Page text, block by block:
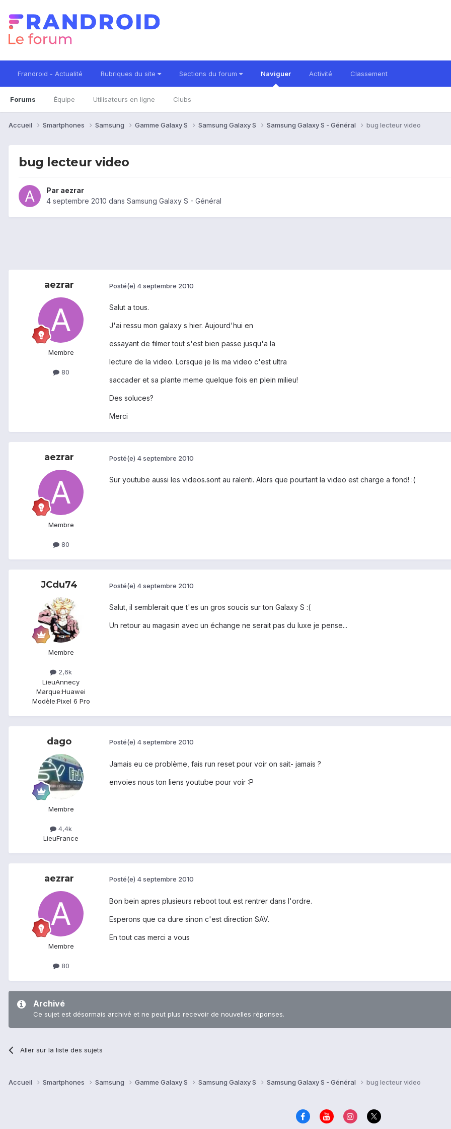
Frandroid - Actualité Rubriques du site Sections du forum Naviguer
Forums Équipe Utilisateurs en ligne Clubs
Activité Classement
Accueil Smartphones Samsung Gamme Galaxy S Samsung Galaxy S Samsung Galaxy S - Général bug lecteur video
bug lecteur video
Par aezrar
4 septembre 2010 dans Samsung Galaxy S - Général
aezrar
Membre
80
Posté(e) 4 septembre 2010
Salut a tous.
J'ai ressu mon galaxy s hier. Aujourd'hui en
essayant de filmer tout s'est bien passe jusqu'a la
lecture de la video. Lorsque je lis ma video c'est ultra
saccader et sa plante meme quelque fois en plein milieu!
Des soluces?
Merci
aezrar
Membre
80
Posté(e) 4 septembre 2010
Sur youtube aussi les videos.sont au ralenti. Alors que pourtant la video est charge a fond! :(
JCdu74
Membre
2,6k
LieuAnnecy
Marque:Huawei
Modèle:Pixel 6 Pro
Posté(e) 4 septembre 2010
Salut, il semblerait que t'es un gros soucis sur ton Galaxy S :(
Un retour au magasin avec un échange ne serait pas du luxe je pense...
dago
Membre
4,4k
LieuFrance
Posté(e) 4 septembre 2010
Jamais eu ce problème, fais run reset pour voir on sait- jamais ?
envoies nous ton liens youtube pour voir :P
aezrar
Membre
80
Posté(e) 4 septembre 2010
Bon bein apres plusieurs reboot tout est rentrer dans l'ordre.
Esperons que ca dure sinon c'est direction SAV.
En tout cas merci a vous
Archivé
Ce sujet est désormais archivé et ne peut plus recevoir de nouvelles réponses.
Aller sur la liste des sujets
Accueil Smartphones Samsung Gamme Galaxy S Samsung Galaxy S Samsung Galaxy S - Général bug lecteur video